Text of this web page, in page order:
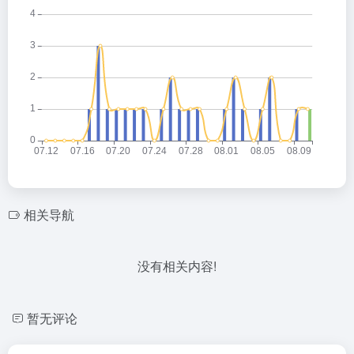
相关导航
没有相关内容!
暂无评论